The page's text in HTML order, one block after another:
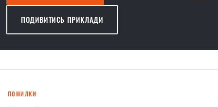
ПОДИВИТИСЬ ПРИКЛАДИ
ПОМИЛКИ